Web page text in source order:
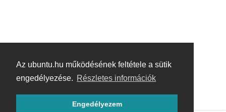
Az ubuntu.hu működésének feltétele a sütik
engedélyezése. Részletes információk
Engedélyezem